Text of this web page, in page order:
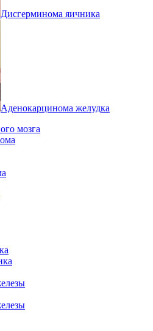
Дисгерминома яичника
Аденокарцинома желудка
мозга